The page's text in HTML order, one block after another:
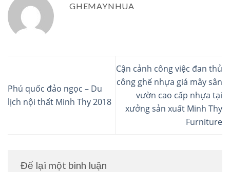
GHEMAYNHUA
Phú quốc đảo ngọc – Du
lịch nội thất Minh Thy 2018
Cận cảnh công việc đan thủ
công ghế nhựa giả mây sân
vườn cao cấp nhựa tại
xưởng sản xuất Minh Thy
Furniture
Để lại một bình luận